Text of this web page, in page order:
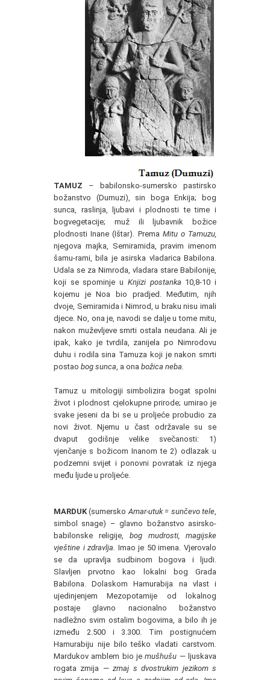
TAMUZ – babilonsko-sumersko pastirsko
božanstvo (Dumuzi), sin boga Enkija; bog
sunca, raslinja, ljubavi i plodnosti te time i
bogvegetacije; muž ili ljubavnik božice
plodnosti Inane (Ištar). Prema Mitu o Tamuzu,
njegova majka, Semiramida, pravim imenom
šamu-rami, bila je asirska vladarica Babilona.
Udala se za Nimroda, vladara stare Babilonije,
koji se spominje u Knjizi postanka 10,8-10 i
kojemu je Noa bio pradjed. Međutim, njih
dvoje, Semiramida i Nimrod, u braku nisu imali
djece. No, ona je, navodi se dalje u tome mitu,
nakon muževljeve smrti ostala neudana. Ali je
ipak, kako je tvrdila, zanijela po Nimrodovu
duhu i rodila sina Tamuza koji je nakon smrti
postao bog sunca, a ona božica neba.
Tamuz u mitologiji simbolizira bogat spolni
život i plodnost cjelokupne prirode; umirao je
svake jeseni da bi se u proljeće probudio za
novi život. Njemu u čast održavale su se
dvaput godišnje velike svečanosti: 1)
vjenčanje s božicom Inanom te 2) odlazak u
podzemni svijet i ponovni povratak iz njega
među ljude u proljeće.
MARDUK(sumerskoAmar-utuk = sunčevo tele,
simbol snage) – glavno božanstvo asirsko-
babilonske religije, bog mudrosti, magijske
vještine i zdravlja. Imao je 50 imena. Vjerovalo
se da upravlja sudbinom bogova i ljudi.
Slavljen prvotno kao lokalni bog Grada
Babilona. Dolaskom Hamurabija na vlast i
ujedinjenjem Mezopotamije od lokalnog
postaje glavno nacionalno božanstvo
nadležno svim ostalim bogovima, a bilo ih je
između 2.500 i 3.300. Tim postignućem
Hamurabiju nije bilo teško vladati carstvom.
Mardukov amblem bio jemušhušu — ljuskava
rogata zmija —zmaj s dvostrukim jezikom s